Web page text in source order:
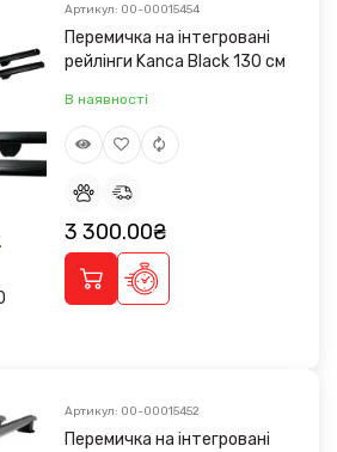
Артикул: 00-00015454
Перемичка на інтегровані
рейлінги Kanca Black 130 см
В наявності
3 300.00₴
Артикул: 00-00015452
Перемичка на інтегровані